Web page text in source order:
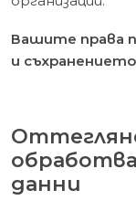
Вашите права
и
данни